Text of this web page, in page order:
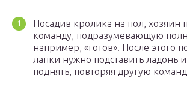
Посадив кролика на пол, хозяин
команду, подразумевающую
например, «готов». После этого
лапки нужно подставить ладонь
поднять, повторяя другую